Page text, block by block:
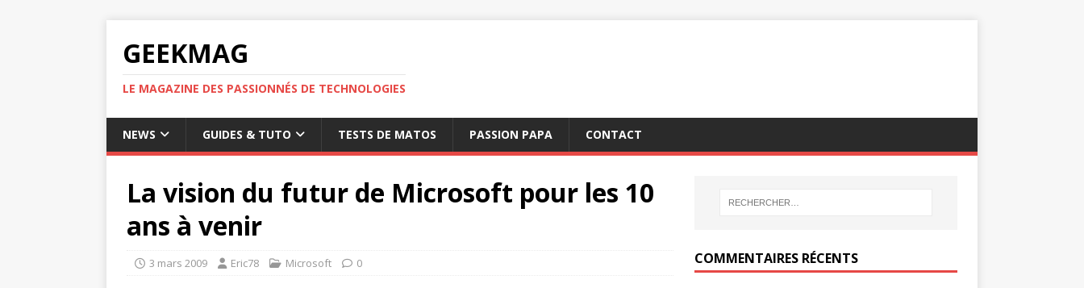
GEEKMAG
LE MAGAZINE DES PASSIONNÉS DE TECHNOLOGIES
NEWS GUIDES & TUTO TESTS DE MATOS PASSION PAPA CONTACT
La vision du futur de Microsoft pour les 10
ans à venir
3 mars 2009 Eric78 Microsoft 0 COMMENTAIRES RÉCENTS